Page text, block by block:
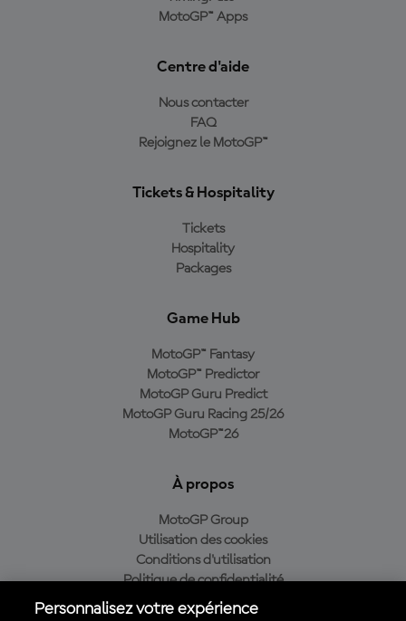
MotoGP™ Apps
Centre d'aide
Nous contacter
FAQ
Rejoignez le MotoGP™
Tickets & Hospitality
Tickets
Hospitality
Packages
Game Hub
MotoGP™ Fantasy
MotoGP™ Predictor
MotoGP Guru Predict
MotoGP Guru Racing 25/26
MotoGP™26
À propos
MotoGP Group
Utilisation des cookies
Conditions d'utilisation
Politique de confidentialité
Politique d’achat
Personnalisez votre expérience